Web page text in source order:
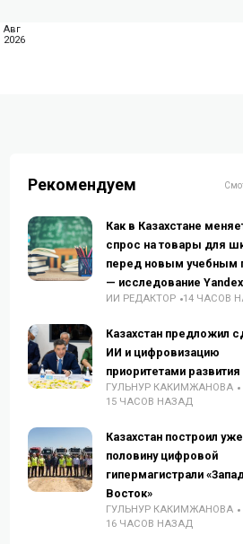
Авг
2026
Рекомендуем
Как в Казахстане
спрос на товары для
перед новым учебным
— исследование
ИИ РЕДАКТОР 14 ЧАСОВ
Казахстан предложил
ИИ и цифровизацию
приоритетами
ГУЛЬНУР КАКИМЖАНОВА
15 ЧАСОВ НАЗАД
Казахстан построил уже
половину цифровой
гипермагистрали
Восток»
ГУЛЬНУР КАКИМЖАНОВА
16 ЧАСОВ НАЗАД